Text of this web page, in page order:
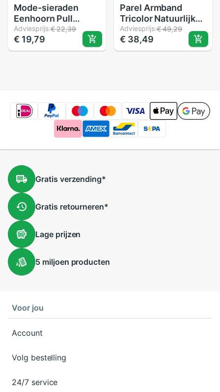
Mode-sieraden
Eenhoorn Pull
Handvat Kristallen
uit 925 Zilveren
Kralen Armband
Adviesprijs:€ 22,39
€ 19,79
Parel Armband
Tricolor Natuurlijke
Zoetwater Parel
Charm Bangle
Vrouwen Fijne
Adviesprijs:€ 49,29
€ 38,49
Gratis verzending*
Gratis retourneren*
Lageprijzen
5 miljoen producten
Voor jou
Account
Volg bestelling
24/7 service